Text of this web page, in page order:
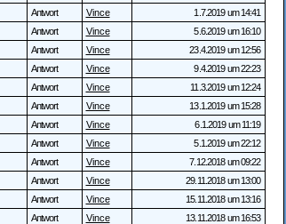
Antwort Vince
1.7.2019 um 14:41
Antwort Vince
5.6.2019 um 16:10
Antwort Vince
23.4.2019 um 12:56
Antwort Vince
9.4.2019 um 22:23
Antwort Vince
11.3.2019 um 12:24
Antwort Vince
13.1.2019 um 15:28
Antwort Vince
6.1.2019 um 11:19
Antwort Vince
5.1.2019 um 22:12
Antwort Vince
7.12.2018 um 09:22
Antwort Vince
29.11.2018 um 13:00
Antwort Vince
15.11.2018 um 13:16
Antwort Vince
13.11.2018 um 16:53